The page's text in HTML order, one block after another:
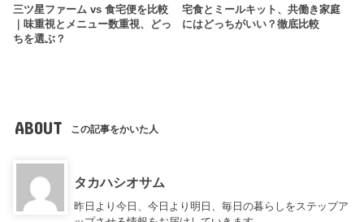
三ツ星ファーム vs 食宅便を比較
｜味重視とメニュー数重視、どっ
ちを選ぶ？
宅食とミールキット、共働き家庭
にはどっちがいい？徹底比較
ABOUT この記事をかいた人
タカハシオサム
昨日より今日、今日より明日、毎日の暮らしをステップア